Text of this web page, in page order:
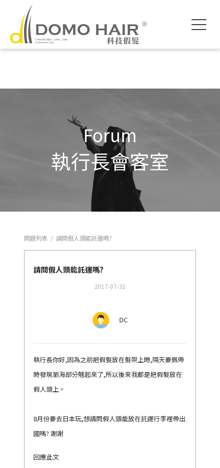
Forum
執行長會客室
問題列表 / 請問假人頭能託運嗎?
請問假人頭能託運嗎?
2017-07-31
DC
執行長你好,因為之前把假髮放在髮架上時,隔天要佩帶
時發現瀏海部分翹起來了,所以後來我都是把假髮放在
假人頭上。
8月份要去日本玩,想請問假人頭能放在託運行李裡帶出
國嗎? 謝謝
回應此文